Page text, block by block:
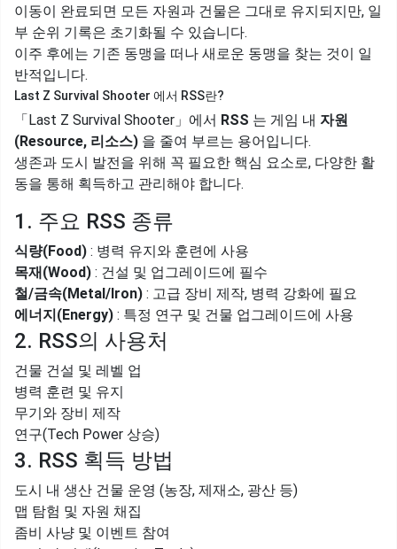
이동이 완료되면 모든 자원과 건물은 그대로 유지되지만, 일
부 순위 기록은 초기화될 수 있습니다.
이주 후에는 기존 동맹을 떠나 새로운 동맹을 찾는 것이 일
반적입니다.
Last Z Survival Shooter 에서 RSS란?
「Last Z Survival Shooter」에서 RSS 는 게임 내 자원
(Resource, 리소스) 을 줄여 부르는 용어입니다.
생존과 도시 발전을 위해 꼭 필요한 핵심 요소로, 다양한 활
동을 통해 획득하고 관리해야 합니다.
1. 주요 RSS 종류
식량(Food) : 병력 유지와 훈련에 사용
목재(Wood) : 건설 및 업그레이드에 필수
철/금속(Metal/Iron) : 고급 장비 제작, 병력 강화에 필요
에너지(Energy) : 특정 연구 및 건물 업그레이드에 사용
2. RSS의 사용처
건물 건설 및 레벨 업
병력 훈련 및 유지
무기와 장비 제작
연구(Tech Power 상승)
3. RSS 획득 방법
도시 내 생산 건물 운영 (농장, 제재소, 광산 등)
맵 탐험 및 자원 채집
좀비 사냥 및 이벤트 참여